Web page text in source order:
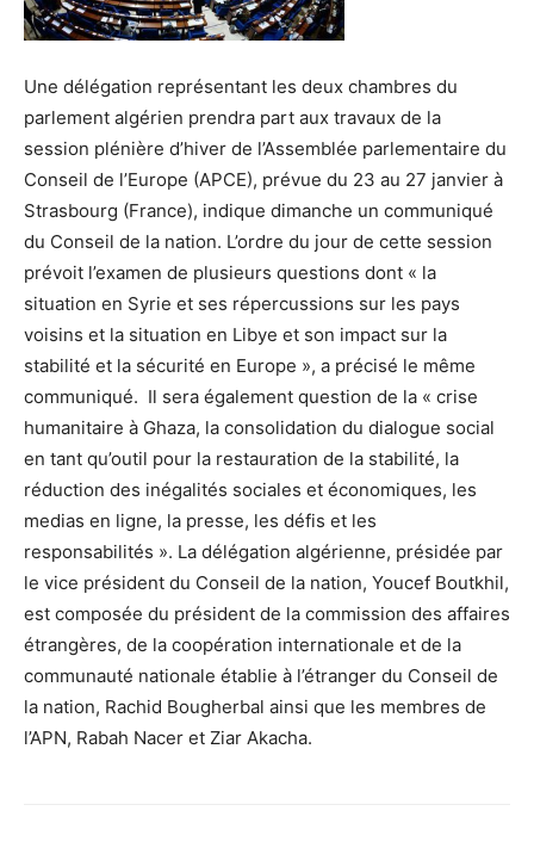
Une délégation représentant les deux chambres du
parlement algérien prendra part aux travaux de la
session plénière d’hiver de l’Assemblée parlementaire du
Conseil de l’Europe (APCE), prévue du 23 au 27 janvier à
Strasbourg (France), indique dimanche un communiqué
du Conseil de la nation. L’ordre du jour de cette session
prévoit l’examen de plusieurs questions dont « la
situation en Syrie et ses répercussions sur les pays
voisins et la situation en Libye et son impact sur la
stabilité et la sécurité en Europe », a précisé le même
communiqué. Il sera également question de la « crise
humanitaire à Ghaza, la consolidation du dialogue social
en tant qu’outil pour la restauration de la stabilité, la
réduction des inégalités sociales et économiques, les
medias en ligne, la presse, les défis et les
responsabilités ». La délégation algérienne, présidée par
le vice président du Conseil de la nation, Youcef Boutkhil,
est composée du président de la commission des affaires
étrangères, de la coopération internationale et de la
communauté nationale établie à l’étranger du Conseil de
la nation, Rachid Bougherbal ainsi que les membres de
l’APN, Rabah Nacer et Ziar Akacha.